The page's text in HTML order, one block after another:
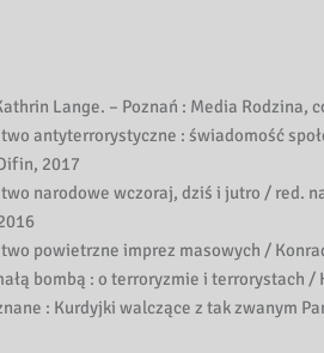
Lange. – Poznań : Media Rodzina,
antyterrorystyczne : świadomość
2017
narodowe wczoraj, dziś i jutro / red.
powietrzne imprez masowych /
bombą : o terroryzmie i terrorystach
: Kurdyjki walczące z tak zwanym